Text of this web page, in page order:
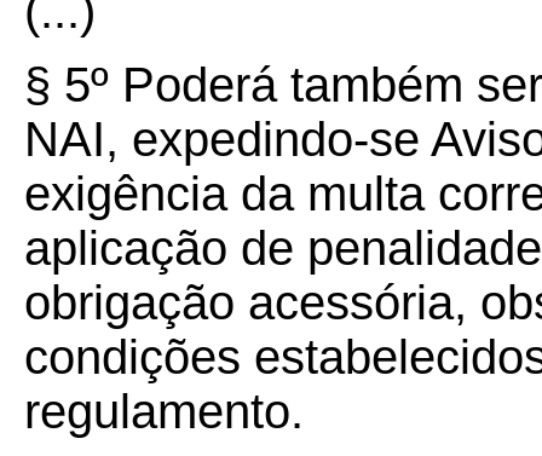
(...)
§ 5º Poderá também
NAI, expedindo-se
exigência da multa
aplicação de
obrigação acessória,
condições
regulamento.